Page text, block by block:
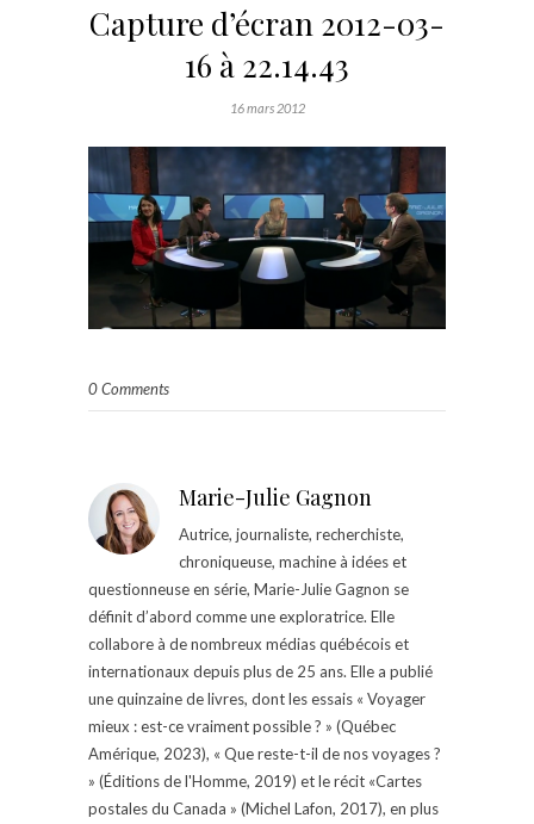
Capture d’écran 2012-03-
16 à 22.14.43
16 mars 2012
0 Comments
Marie-Julie Gagnon
Autrice, journaliste, recherchiste,
chroniqueuse, machine à idées et
questionneuse en série, Marie-Julie Gagnon se
définit d’abord comme une exploratrice. Elle
collabore à de nombreux médias québécois et
internationaux depuis plus de 25 ans. Elle a publié
une quinzaine de livres, dont les essais « Voyager
mieux : est-ce vraiment possible ? » (Québec
Amérique, 2023), « Que reste-t-il de nos voyages ?
» (Éditions de l'Homme, 2019) et le récit «Cartes
postales du Canada » (Michel Lafon, 2017), en plus